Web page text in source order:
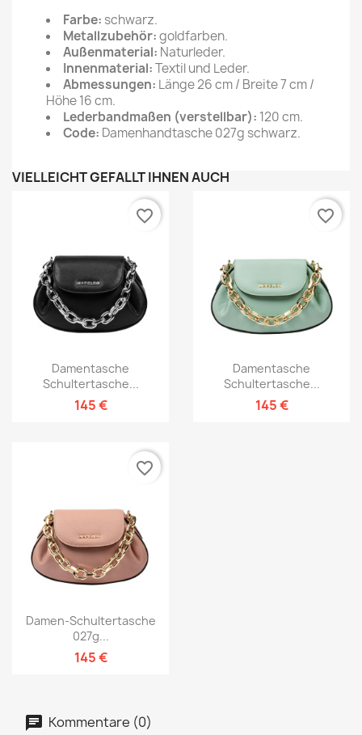
Farbe: schwarz.
Metallzubehör:goldfarben.
Außenmaterial: Naturleder.
Innenmaterial:Textil und Leder.
Abmessungen: Länge 26 cm / Breite 7 cm /
Höhe 16 cm.
Lederbandmaßen (verstellbar): 120 cm.
Code: Damenhandtasche 027g schwarz.
VIELLEICHT GEFÄLLT IHNEN AUCH
Damentasche
Schultertasche...
145 €
favorite_border
Damentasche
Schultertasche...
145 €
favorite_border
Damen-Schultertasche
027g...
145 €
favorite_border
Kommentare (0)